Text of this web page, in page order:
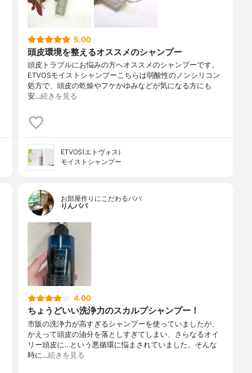
5.00
頭皮環境を整えるオススメのシャンプー
頭皮トラブルにお悩みの方へオススメのシャンプーです。
ETVOSモイストシャンプーこちらは弱酸性のノンシリコン
処方で、頭皮の乾燥やフケかゆみなどが気になる方にも
安…続きを見る
ETVOS(エトヴォス)
モイストシャンプー
お部屋作りにこだわるパパ
りんパパ
4.00
ちょうどいい洗浄力のスカルプシャンプー！
市販の洗浄力が高すぎるシャンプーを使っていましたが、
かえって頭皮の油分を落としすぎてしまい、さらなるオイ
リー頭皮に…という悪循環に悩まされていました。そんな
時に…続きを見る